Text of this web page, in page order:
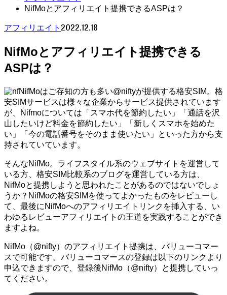
NifMoとアフィリエイト提携できるASPは？
アフィリエイト 2022.12.18
NifMoとアフィリエイト提携できる
ASPは？
NifMoはご存知の方も多い@niftyが提供する格安SIM。格
安SIMサービスは様々な企業からサービス提供されています
が、Nifmoについては「スマホ代を節約したい」「通話を沢
山したいけど料金を節約したい」「新しくスマホを始めた
い」「今の電話番号をそのまま使いたい」といった方から支
持されていています。
そんなNifMo。ライフスタイル系のウェブサイトを運営して
いる方、格安SIM比較系のブログを運営している方は、
NifMoと提携しようと思われたことがあるのではないでしょ
うか？NifMoの格安SIMを使ってよかったものをレビューし
て、最後にNifMoへのアフィリエイトリンクを挿入する、い
わゆるレビューアフィリエイトの王道を実践することができ
ますよね。
NifMo（@nifty）のアフィリエイト提携は、バリューコマー
スで可能です。バリューコマースの登録は以下のリンクより
申込できますので、登録後NifMo（@nifty）と提携していっ
てください。